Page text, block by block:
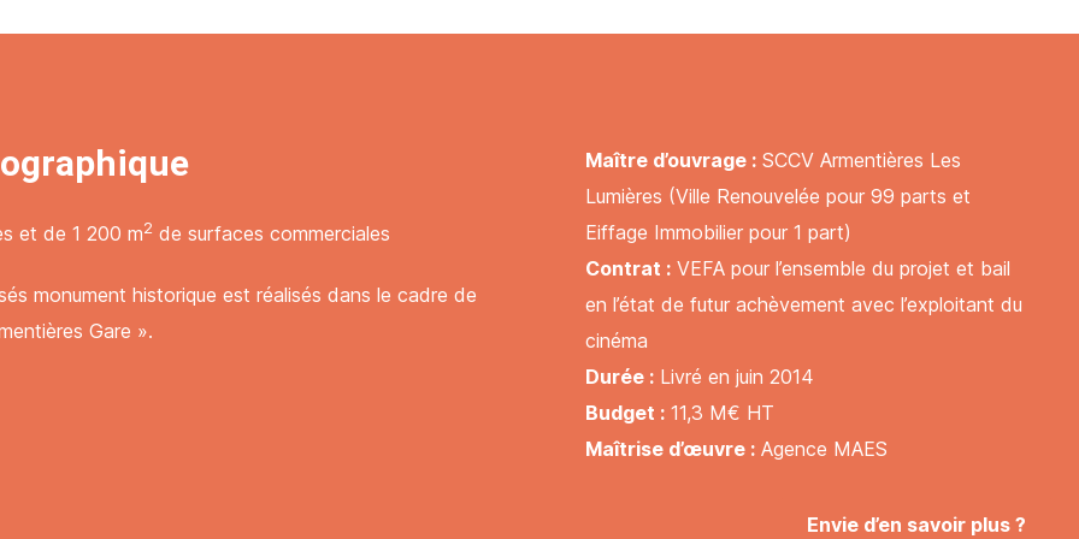
et de 1 200 m2 de surfaces commerciales
monument historique est réalisés dans le cadre de
Gare ».
Maître d’ouvrage : SCCV Armentières Les
Lumières (Ville Renouvelée pour 99 parts et
Eiffage Immobilier pour 1 part)
Contrat : VEFA pour l’ensemble du projet et bail
en l’état de futur achèvement avec l’exploitant du
cinéma
Durée : Livré en juin 2014
Budget : 11,3 M€ HT
Maîtrise d’œuvre : Agence MAES
Envie d’en savoir plus ?
et conservées dans
et conservées dans